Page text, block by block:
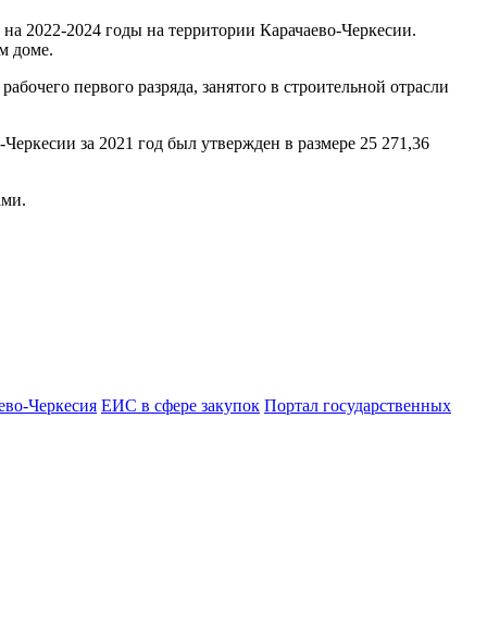
2022-2024 годы на территории Карачаево-Черкесии.
доме.
первого разряда, занятого в строительной отрасли
за 2021 год был утвержден в размере 25 271,36
Черкесия ЕИС в сфере закупок Портал государственных